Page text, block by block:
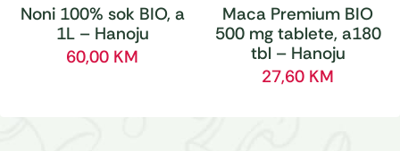
Noni 100% sok BIO, a
1L – Hanoju
60,00 KM
Maca Premium BIO
500 mg tablete, a180
tbl – Hanoju
27,60 KM